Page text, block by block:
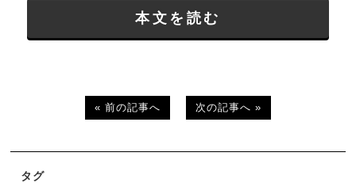
本文を読む
« 前の記事へ 次の記事へ »
タグ